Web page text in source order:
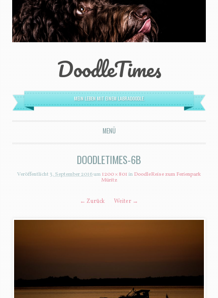
DoodleTimes
MEIN LEBEN MIT EINEM LABRADOODLE.
MENÜ
ZUM INHALT SPRINGEN
DOODLETIMES-6B
Veröffentlicht 3. September 2016um1200 × 801inDoodleReise zum Ferienpark
Müritz
← Zurück Weiter →